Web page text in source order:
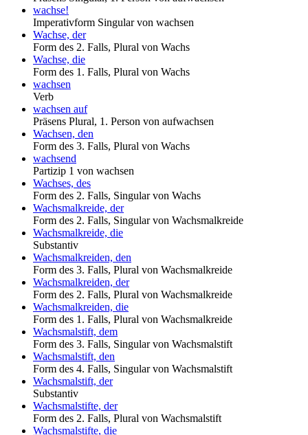
wachse!
Imperativform Singular von wachsen
Wachse, der
Form des 2. Falls, Plural von Wachs
Wachse, die
Form des 1. Falls, Plural von Wachs
wachsen
Verb
wachsen auf
Präsens Plural, 1. Person von aufwachsen
Wachsen, den
Form des 3. Falls, Plural von Wachs
wachsend
Partizip 1 von wachsen
Wachses, des
Form des 2. Falls, Singular von Wachs
Wachsmalkreide, der
Form des 2. Falls, Singular von Wachsmalkreide
Wachsmalkreide, die
Substantiv
Wachsmalkreiden, den
Form des 3. Falls, Plural von Wachsmalkreide
Wachsmalkreiden, der
Form des 2. Falls, Plural von Wachsmalkreide
Wachsmalkreiden, die
Form des 1. Falls, Plural von Wachsmalkreide
Wachsmalstift, dem
Form des 3. Falls, Singular von Wachsmalstift
Wachsmalstift, den
Form des 4. Falls, Singular von Wachsmalstift
Wachsmalstift, der
Substantiv
Wachsmalstifte, der
Form des 2. Falls, Plural von Wachsmalstift
Wachsmalstifte, die